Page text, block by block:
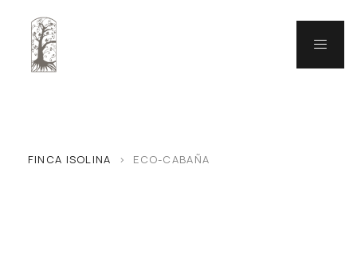
FINCA ISOLINA > ECO-CABAÑA